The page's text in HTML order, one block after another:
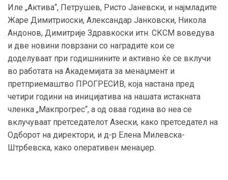
Иле „Актива“, Петрушев, Ристо Јаневски, и најмладите
Жаре Димитриоски, Александар Јанковски, Никола
Андонов, Димитрије Здравкоски итн. СКСМ воведува
и две новини поврзани со наградите кои се
доделуваат при годишнините и активно ќе се вклучи
во работата на Академијата за менаџмент и
претприемаштво ПРОГРЕСИВ, која настана пред
четири години на иницијатива на нашата истакната
членка „Макпрогрес“, а од оваа година во неа се
вклучуваат претседателот Азески, како претседател на
Одборот на директори, и д-р Елена Милевска-
Штрбевска, како оперативен менаџер.